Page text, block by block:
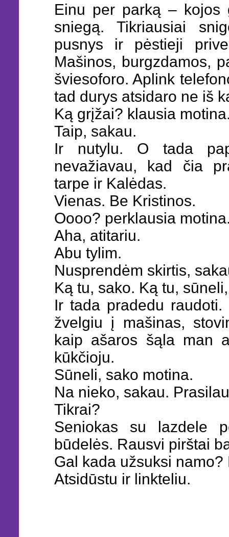
Einu per parką – kojos
sniegą. Tikriausiai
pusnys ir pėstieji
Mašinos, burgzdamos,
šviesoforo. Aplink
tad durys atsidaro ne iš
Ką grįžai? klausia
Taip, sakau.
Ir nutylu. O tada
nevažiavau, kad čia
tarpe ir Kalėdas.
Vienas. Be Kristinos.
Oooo? perklausia
Aha, atitariu.
Abu tylim.
Nusprendėm skirtis,
Ką tu, sako. Ką tu,
Ir tada pradedu
žvelgiu į mašinas,
kaip ašaros šąla man
kūkčioju.
Sūneli, sako motina.
Na nieko, sakau.
Tikrai?
Seniokas su lazdele
būdelės. Rausvi pirštai
Gal kada užsuksi
Atsidūstu ir linkteliu.